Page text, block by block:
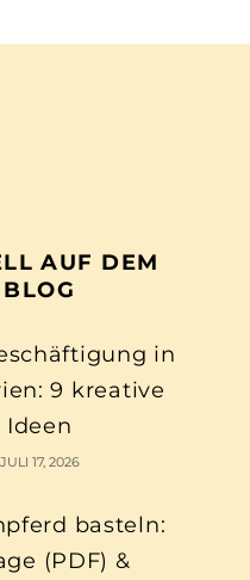
AUF DEM
BLOG
in
9 kreative
Ideen
JULI 17, 2026
basteln:
(PDF) &